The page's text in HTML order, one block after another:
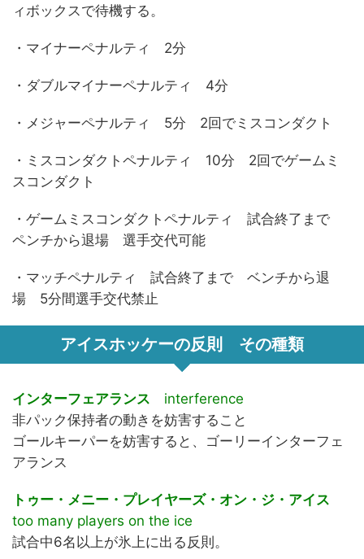
ィボックスで待機する。
・マイナーペナルティ 2分
・ダブルマイナーペナルティ 4分
・メジャーペナルティ 5分 2回でミスコンダクト
・ミスコンダクトペナルティ 10分 2回でゲームミ
スコンダクト
・ゲームミスコンダクトペナルティ 試合終了まで
ペンチから退場 選手交代可能
・マッチペナルティ 試合終了まで ベンチから退
場 5分間選手交代禁止
アイスホッケーの反則 その種類
インターフェアランス interference
非パック保持者の動きを妨害すること
ゴールキーパーを妨害すると、ゴーリーインターフェ
アランス
トゥー・メニー・プレイヤーズ・オン・ジ・アイス
too many players on the ice
試合中6名以上が氷上に出る反則。